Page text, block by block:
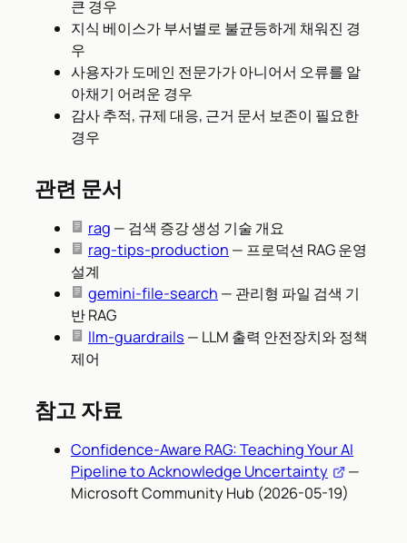
큰 경우
지식 베이스가 부서별로 불균등하게 채워진 경
우
사용자가 도메인 전문가가 아니어서 오류를 알
아채기 어려운 경우
감사 추적, 규제 대응, 근거 문서 보존이 필요한
경우
관련 문서
rag — 검색 증강 생성 기술 개요
rag-tips-production — 프로덕션 RAG 운영
설계
gemini-file-search — 관리형 파일 검색 기
반 RAG
llm-guardrails — LLM 출력 안전장치와 정책
제어
참고 자료
Confidence-Aware RAG: Teaching Your AI
Pipeline to Acknowledge Uncertainty
—
Microsoft Community Hub (2026-05-19)